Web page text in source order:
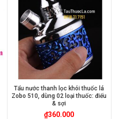
Tẩu nước thanh lọc khói thuốc lá
Zobo 510, dùng 02 loại thuốc: điếu
& sợi
₫360.000